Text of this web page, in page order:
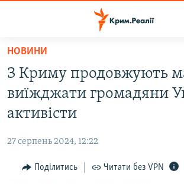
Перейти
основного
матеріалу
до
основної
навігації
Перейти
ВОДА.КРИМ
ВІДЕО ТА ФОТО
БЛОГИ
ПОГЛЯД
НОВИНИ
З Криму продовжують
виїжджати громадяни
активісти
27 серпень 2024, 12:22
Поділитись Читати без VPN